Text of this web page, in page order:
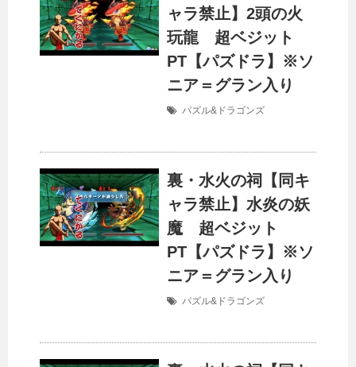
ャラ禁止】2頭の火
玩龍 超ベジット
PT【パズドラ】※ソ
ニア＝グラン入り
パズル&ドラゴンズ
裏・水火の祠【同キ
ャラ禁止】水炎の妖
魔 超ベジット
PT【パズドラ】※ソ
ニア＝グラン入り
パズル&ドラゴンズ